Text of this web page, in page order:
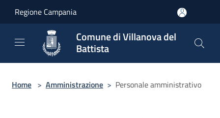
Regione Campania
Comune di Villanova del
Battista
Home > Amministrazione > Personale amministrativo